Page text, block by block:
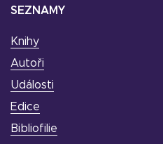
SEZNAMY
Knihy
Autoři
Události
Edice
Bibliofilie